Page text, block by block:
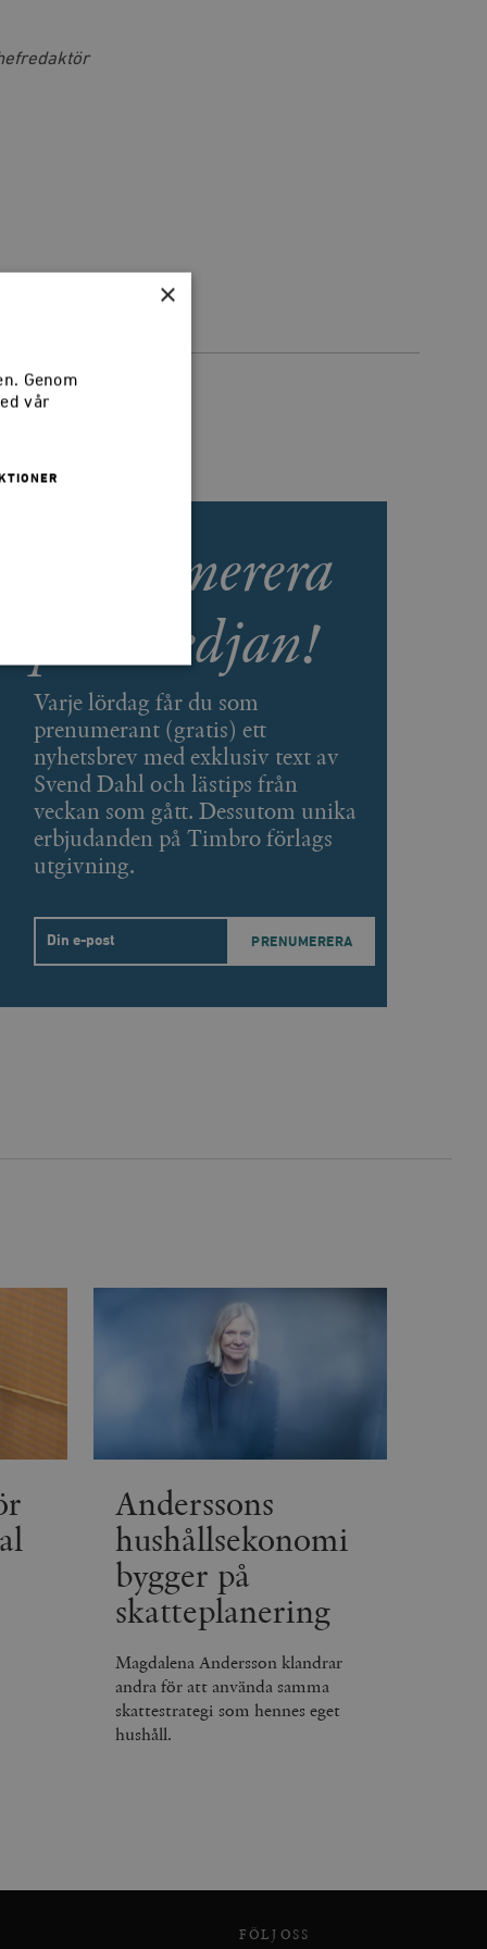
Prenumerera
på Smedjan!
Varje lördag får du som
prenumerant (gratis) ett
nyhetsbrev med exklusiv text av
Svend Dahl och lästips från
veckan som gått. Dessutom unika
erbjudanden på Timbro förlags
utgivning.
Email
Anderssons
hushållsekonomi
bygger på
skatteplanering
Magdalena Andersson klandrar
andra för att använda samma
skattestrategi som hennes eget
hushåll.
FÖLJ OSS
×
Genom
vår
inte användas ordentligt
innehåll / data
början av
att göra giltiga
Analytics - vilket är
Denna cookie
tilldela ett
Den ingår i varje
besökar-,
och uppdaterar ett
för
variant av _gat-kakan
av Google på
videor.
för
om
Youtube-gränssnittet.
Detta är fördelaktigt